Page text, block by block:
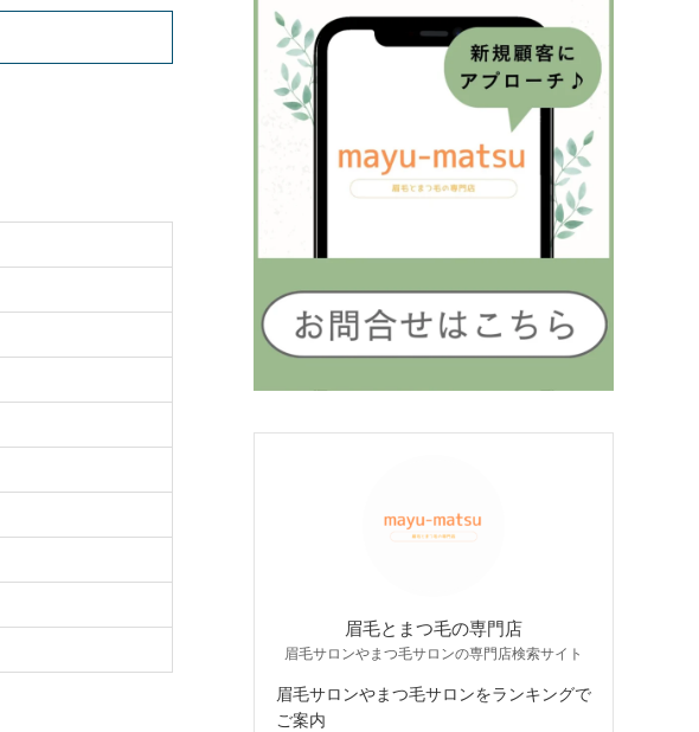
眉毛とまつ毛の専門店
眉毛サロンやまつ毛サロンの専門店検索サイト
眉毛サロンやまつ毛サロンをランキングで
ご案内